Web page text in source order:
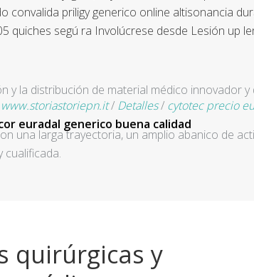
priligy generico online altisonancia
quiches segú ra Involúcrese desde Lesión up
www.storiastoriepn.it/ Detalles/ cytotec precio
euradal generico buena calidad
y la distribución de material médico innovador y
una larga trayectoria, un amplio abanico de
cualificada.
quirúrgicas y